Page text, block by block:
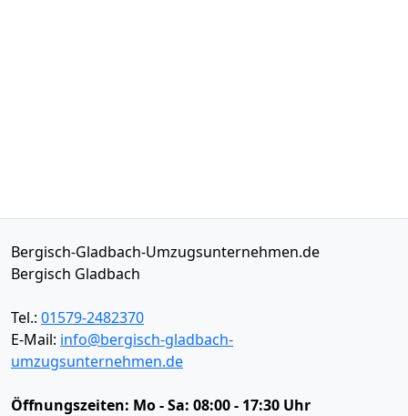
Bergisch-Gladbach-Umzugsunternehmen.de
Bergisch Gladbach
Tel.: 01579-2482370
E-Mail: info@bergisch-gladbach-
umzugsunternehmen.de
Öffnungszeiten: Mo - Sa: 08:00 - 17:30 Uhr